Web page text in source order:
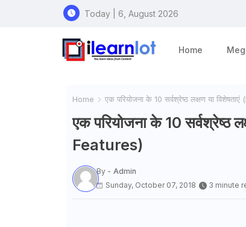
Today | 6, August 2026
Home
Home एक परियोजना के 10 सर्वश्रेष्ठ लक्षण या
एक परियोजना के 10
Features)
By - Admin
Sunday, October 07, 2018
3 minute